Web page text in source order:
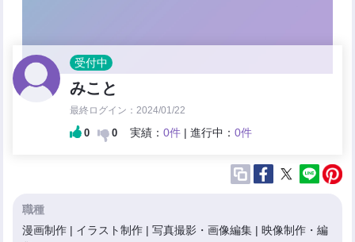
受付中
みこと
最終ログイン：2024/01/22
0 0 実績：0件 | 進行中：0件
職種
漫画制作 | イラスト制作 | 写真撮影・画像編集 | 映像制作・編